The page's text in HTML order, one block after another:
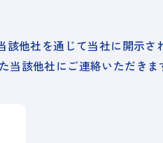
他社を通じて当社に開示
該他社にご連絡いただきま